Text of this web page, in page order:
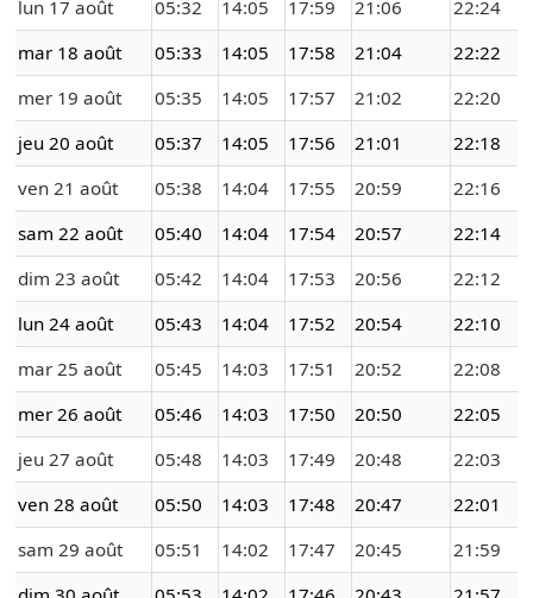
lun 17 août
05:32 14:05 17:59 21:06
22:24
mar 18 août
05:33 14:05 17:58 21:04
22:22
mer 19 août
05:35 14:05 17:57 21:02
22:20
jeu 20 août
05:37 14:05 17:56 21:01
22:18
ven 21 août
05:38 14:04 17:55 20:59
22:16
sam 22 août
05:40 14:04 17:54 20:57
22:14
dim 23 août
05:42 14:04 17:53 20:56
22:12
lun 24 août
05:43 14:04 17:52 20:54
22:10
mar 25 août
05:45 14:03 17:51 20:52
22:08
mer 26 août
05:46 14:03 17:50 20:50
22:05
jeu 27 août
05:48 14:03 17:49 20:48
22:03
ven 28 août
05:50 14:03 17:48 20:47
22:01
sam 29 août
05:51 14:02 17:47 20:45
21:59